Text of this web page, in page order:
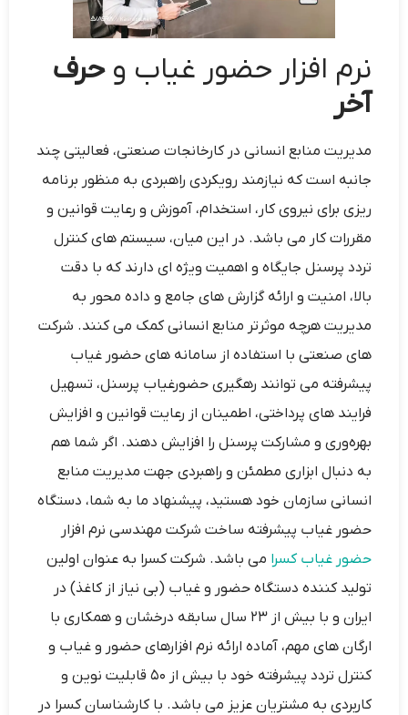
نرم افزار حضور غیاب وحرف
آخر
مدیریت منابع انسانی در کارخانجات صنعتی، فعالیتی چند
جانبه است که نیازمند رویکردی راهبردی به منظور برنامه
‌ریزی برای نیروی کار، استخدام، آموزش و رعایت قوانین و
مقررات کار می ‌باشد. در این میان، سیستم‌ های کنترل
تردد پرسنل جایگاه و اهمیت ویژه ‌ای دارند که با دقت
بالا، امنیت و ارائه گزارش‌ های جامع و داده محور به
مدیریت هرچه موثرتر منابع انسانی کمک می‌ کنند. شرکت
‌های صنعتی با استفاده از سامانه ‌های حضور غیاب
پیشرفته می ‌توانند رهگیری حضورغیاب پرسنل، تسهیل
فرایند های پرداختی، اطمینان از رعایت قوانین و افزایش
بهره‌وری و مشارکت پرسنل را افزایش دهند. اگر شما هم
به دنبال ابزاری مطمئن و راهبردی جهت مدیریت منابع
انسانی سازمان خود هستید، پیشنهاد ما به شما، دستگاه‌
حضور غیاب پیشرفته ساخت شرکت مهندسی نرم افزار
حضور غیاب کسرا می ‌باشد. شرکت کسرا به عنوان اولین
تولید کننده دستگاه حضور و غیاب (بی نیاز از کاغذ) در
ایران و با بیش از ۲۳ سال سابقه درخشان و همکاری با
ارگان‌ های مهم، آماده ارائه نرم‌ افزارهای حضور و غیاب و
کنترل تردد پیشرفته خود با بیش از ۵۰ قابلیت نوین و
کاربردی به مشتریان عزیز می ‌باشد. با کارشناسان کسرا در